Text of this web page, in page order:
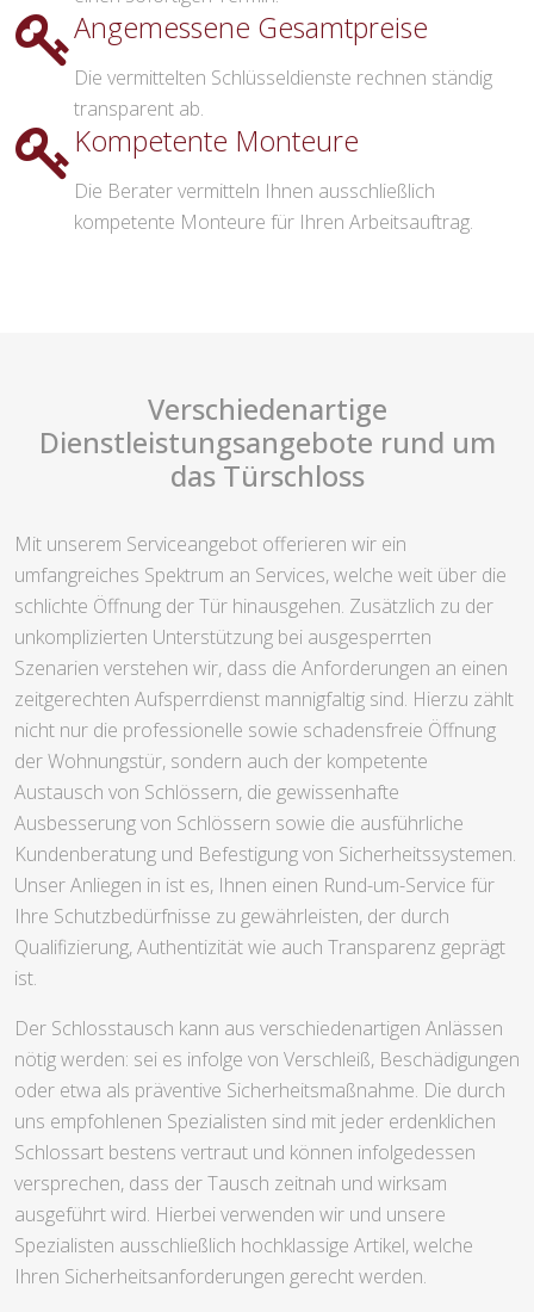
Angemessene Gesamtpreise
Die vermittelten Schlüsseldienste rechnen ständig
transparent ab.
Kompetente Monteure
Die Berater vermitteln Ihnen ausschließlich
kompetente Monteure für Ihren Arbeitsauftrag.
Verschiedenartige
Dienstleistungsangebote rund um
das Türschloss
Mit unserem Serviceangebot offerieren wir ein
umfangreiches Spektrum an Services, welche weit über die
schlichte Öffnung der Tür hinausgehen. Zusätzlich zu der
unkomplizierten Unterstützung bei ausgesperrten
Szenarien verstehen wir, dass die Anforderungen an einen
zeitgerechten Aufsperrdienst mannigfaltig sind. Hierzu zählt
nicht nur die professionelle sowie schadensfreie Öffnung
der Wohnungstür, sondern auch der kompetente
Austausch von Schlössern, die gewissenhafte
Ausbesserung von Schlössern sowie die ausführliche
Kundenberatung und Befestigung von Sicherheitssystemen.
Unser Anliegen in ist es, Ihnen einen Rund-um-Service für
Ihre Schutzbedürfnisse zu gewährleisten, der durch
Qualifizierung, Authentizität wie auch Transparenz geprägt
ist.
Der Schlosstausch kann aus verschiedenartigen Anlässen
nötig werden: sei es infolge von Verschleiß, Beschädigungen
oder etwa als präventive Sicherheitsmaßnahme. Die durch
uns empfohlenen Spezialisten sind mit jeder erdenklichen
Schlossart bestens vertraut und können infolgedessen
versprechen, dass der Tausch zeitnah und wirksam
ausgeführt wird. Hierbei verwenden wir und unsere
Spezialisten ausschließlich hochklassige Artikel, welche
Ihren Sicherheitsanforderungen gerecht werden.